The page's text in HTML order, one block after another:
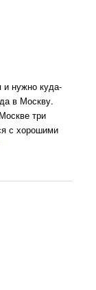
и нужно куда-
в Москву.
три
с хорошими